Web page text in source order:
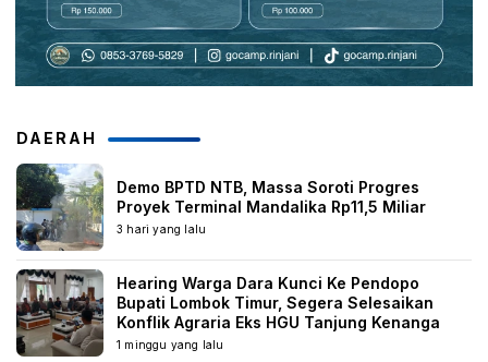
DAERAH
Demo BPTD NTB, Massa Soroti Progres
Proyek Terminal Mandalika Rp11,5 Miliar
3 hari yang lalu
Hearing Warga Dara Kunci Ke Pendopo
Bupati Lombok Timur, Segera Selesaikan
Konflik Agraria Eks HGU Tanjung Kenanga
1 minggu yang lalu